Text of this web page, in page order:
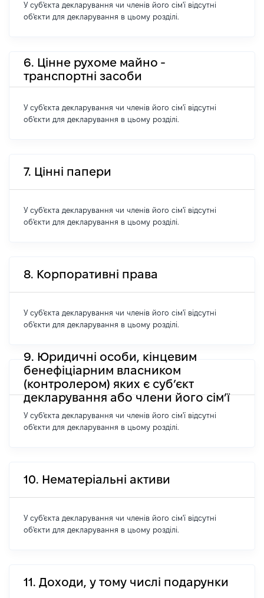
У суб'єкта декларування чи членів його сім'ї відсутні
об'єкти для декларування в цьому розділі.
6. Цінне рухоме майно -
транспортні засоби
У суб'єкта декларування чи членів його сім'ї відсутні
об'єкти для декларування в цьому розділі.
7. Цінні папери
У суб'єкта декларування чи членів його сім'ї відсутні
об'єкти для декларування в цьому розділі.
8. Корпоративні права
У суб'єкта декларування чи членів його сім'ї відсутні
об'єкти для декларування в цьому розділі.
9. Юридичні особи, кінцевим
бенефіціарним власником
(контролером) яких є суб’єкт
декларування або члени його сім’ї
У суб'єкта декларування чи членів його сім'ї відсутні
об'єкти для декларування в цьому розділі.
10. Нематеріальні активи
У суб'єкта декларування чи членів його сім'ї відсутні
об'єкти для декларування в цьому розділі.
11. Доходи, у тому числі подарунки